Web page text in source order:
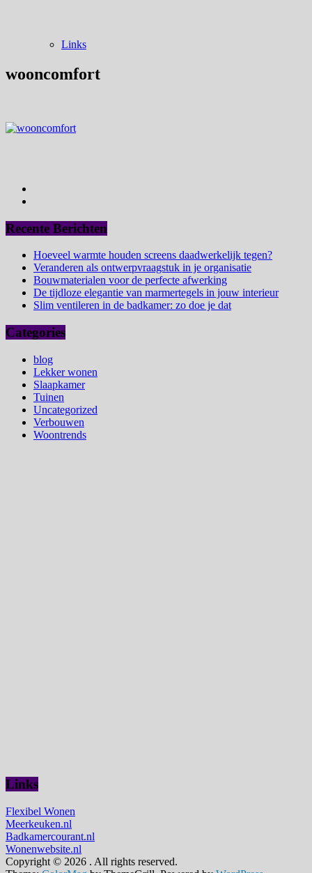
Links
wooncomfort
Recente Berichten
Hoeveel warmte houden screens daadwerkelijk tegen?
Veranderen als ontwerpvraagstuk in je organisatie
Bouwmaterialen voor de perfecte afwerking
De tijdloze elegantie van marmertegels in jouw interieur
Slim ventileren in de badkamer: zo doe je dat
Categories
blog
Lekker wonen
Slaapkamer
Tuinen
Uncategorized
Verbouwen
Woontrends
Links
Flexibel Wonen
Meerkeuken.nl
Badkamercourant.nl
Wonenwebsite.nl
Copyright © 2026 . All rights reserved.